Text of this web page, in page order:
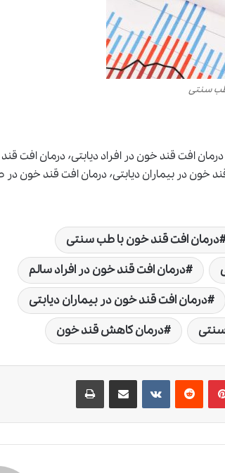
طب سنتی
درمان افت قند خون٬ درمان افت قند خون با طب سنتی٬ درمان افت قند خون
افراد سالم٬ درمان افت قند خون در بارداری٬ درمان افت قند خون در بیماران دیابتی٬ درمان افت
درمان افت قند خون با طب سنتی
درمان افت قند خون در افراد سالم
درمان افت قند خون در بیماران دیابتی
درمان کاهش قند خون
‫رددیت ‫VKontakteاشتراک گذاری از طریق ایمیل چاپ